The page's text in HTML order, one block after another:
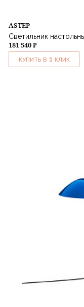
ASTEP
Светильник
181 540 ₽
КУПИТЬ В 1 КЛИК